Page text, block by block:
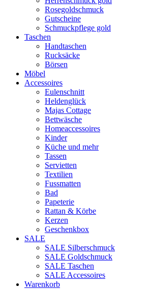
Rosegoldschmuck
Gutscheine
Schmuckpflege gold
Taschen
Handtaschen
Rucksäcke
Börsen
Möbel
Accessoires
Eulenschnitt
Heldenglück
Majas Cottage
Bettwäsche
Homeaccessoires
Kinder
Küche und mehr
Tassen
Servietten
Textilien
Fussmatten
Bad
Papeterie
Rattan & Körbe
Kerzen
Geschenkbox
SALE
SALE Silberschmuck
SALE Goldschmuck
SALE Taschen
SALE Accessoires
Warenkorb